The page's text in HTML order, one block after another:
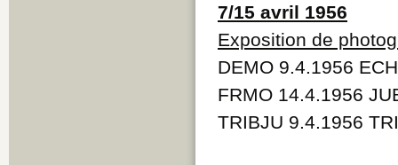
7/15 avril 1956
Exposition de
DEMO 9.4.1956
FRMO 14.4.1956
TRIBJU 9.4.1956